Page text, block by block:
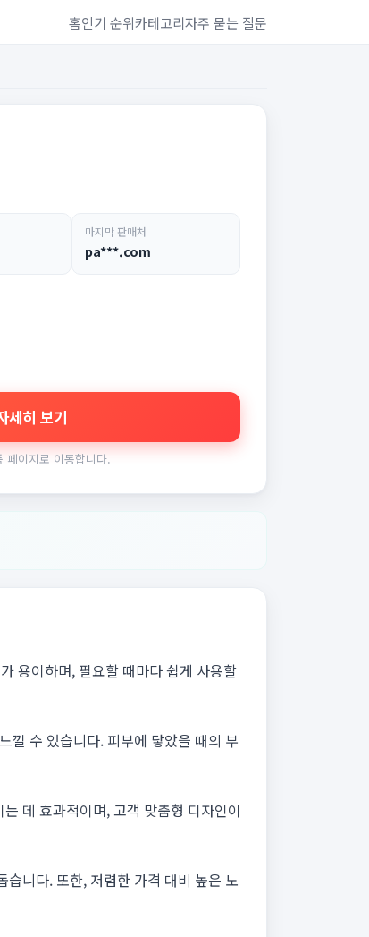
홈인기 순위카테고리자주 묻는 질문
마지막 판매처
pa***.com
세히 보기
페이지로 이동합니다.
용이하며, 필요할 때마다 쉽게 사용할
낄 수 있습니다. 피부에 닿았을 때의 부
데 효과적이며, 고객 맞춤형 디자인이
니다. 또한, 저렴한 가격 대비 높은 노